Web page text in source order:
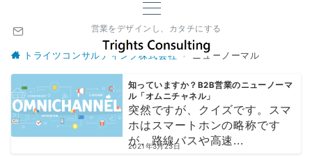
営業をデザインし、カタチにする
トライツコンサルティング株式会社 ニューノーマル
知っていますか？B2B営業のニューノーマ
ル「オムニチャネル」
突然ですが、クイズです。スマ
ホはスマートホンの略称です
が、路線バスや高速...
2021年3月23日